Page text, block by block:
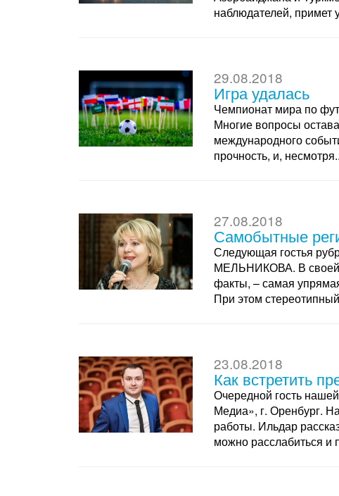
наблюдателей, примет
29.08.2018
Игра удалась
Чемпионат мира по
Многие вопросы
международного
прочность, и,
27.08.2018
Самобытные
Следующая гостья
МЕЛЬНИКОВА. В своей
факты, – самая
При этом
23.08.2018
Как встретить
Очередной гость
Медиа», г. Оренбург.
работы. Ильдар
можно расслабиться и